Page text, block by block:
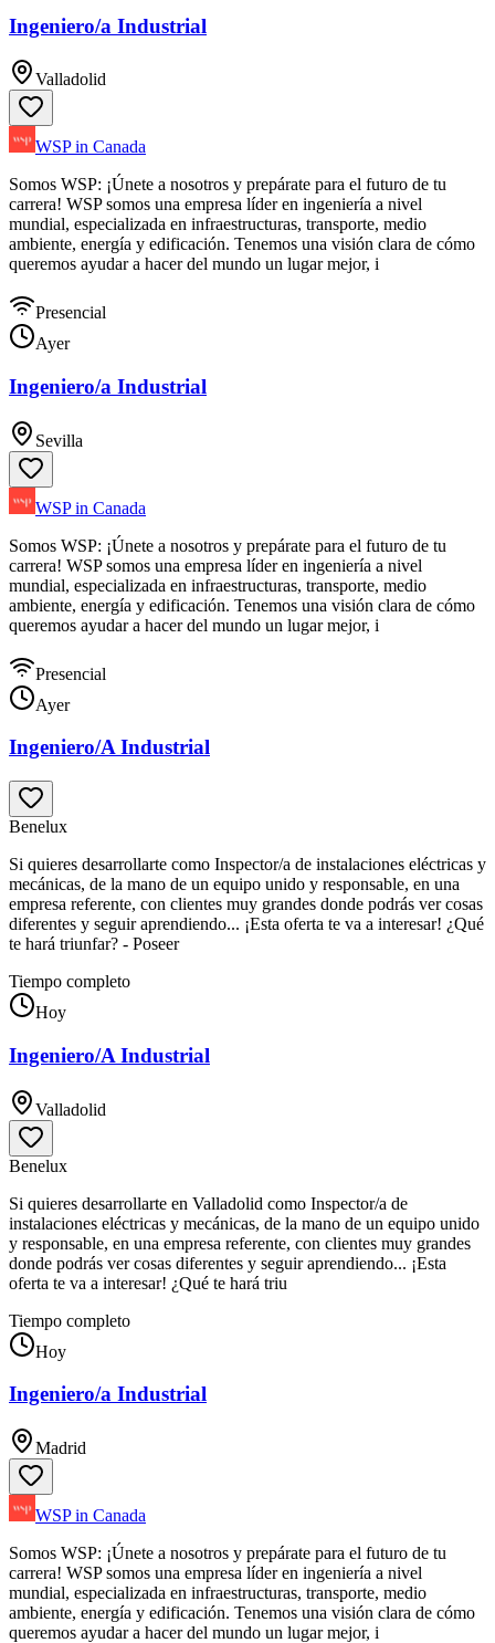
Ingeniero/a Industrial
Valladolid
WSP in Canada
Somos WSP: ¡Únete a nosotros y prepárate para el futuro de tu
carrera! WSP somos una empresa líder en ingeniería a nivel
mundial, especializada en infraestructuras, transporte, medio
ambiente, energía y edificación. Tenemos una visión clara de cómo
queremos ayudar a hacer del mundo un lugar mejor, i
Presencial
Ayer
Ingeniero/a Industrial
Sevilla
WSP in Canada
Somos WSP: ¡Únete a nosotros y prepárate para el futuro de tu
carrera! WSP somos una empresa líder en ingeniería a nivel
mundial, especializada en infraestructuras, transporte, medio
ambiente, energía y edificación. Tenemos una visión clara de cómo
queremos ayudar a hacer del mundo un lugar mejor, i
Presencial
Ayer
Ingeniero/A Industrial
Benelux
Si quieres desarrollarte como Inspector/a de instalaciones eléctricas y
mecánicas, de la mano de un equipo unido y responsable, en una
empresa referente, con clientes muy grandes donde podrás ver cosas
diferentes y seguir aprendiendo... ¡Esta oferta te va a interesar! ¿Qué
te hará triunfar? - Poseer
Tiempo completo
Hoy
Ingeniero/A Industrial
Valladolid
Benelux
Si quieres desarrollarte en Valladolid como Inspector/a de
instalaciones eléctricas y mecánicas, de la mano de un equipo unido
y responsable, en una empresa referente, con clientes muy grandes
donde podrás ver cosas diferentes y seguir aprendiendo... ¡Esta
oferta te va a interesar! ¿Qué te hará triu
Tiempo completo
Hoy
Ingeniero/a Industrial
Madrid
WSP in Canada
Somos WSP: ¡Únete a nosotros y prepárate para el futuro de tu
carrera! WSP somos una empresa líder en ingeniería a nivel
mundial, especializada en infraestructuras, transporte, medio
ambiente, energía y edificación. Tenemos una visión clara de cómo
queremos ayudar a hacer del mundo un lugar mejor, i